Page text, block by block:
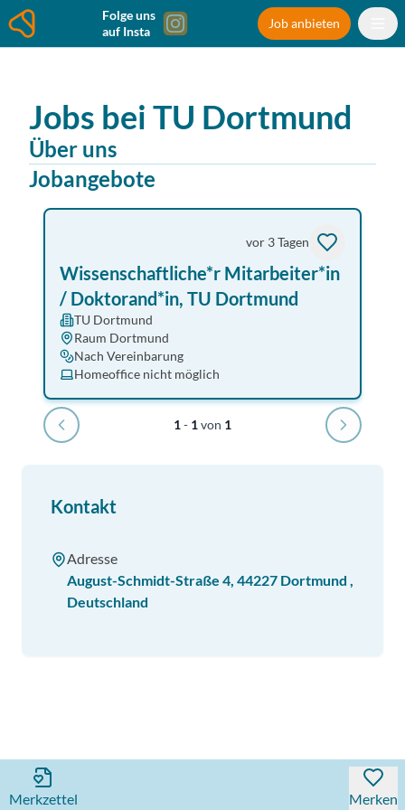
Folge uns
auf Insta
Job anbieten
Jobs bei TU Dortmund
Über uns
Jobangebote
vor 3 Tagen
Wissenschaftliche*r Mitarbeiter*in
/ Doktorand*in, TU Dortmund
TU Dortmund
Raum Dortmund
Nach Vereinbarung
Homeoffice nicht möglich
1- 1von 1
Kontakt
Adresse
August-Schmidt-Straße 4, 44227 Dortmund ,
Deutschland
Merkzettel Merken